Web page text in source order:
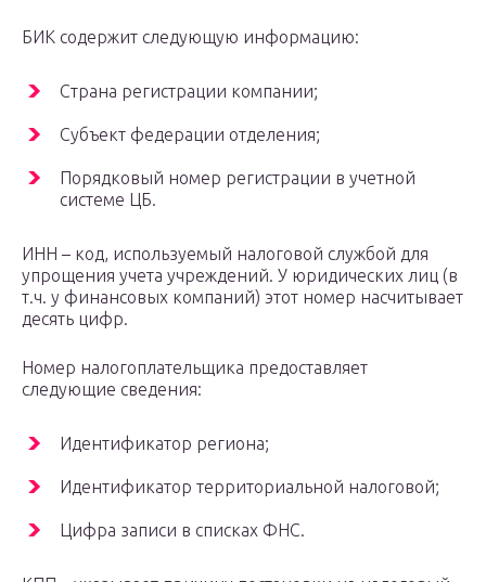
БИК содержит следующую информацию:
Страна регистрации компании;
Субъект федерации отделения;
Порядковый номер регистрации в учетной
системе ЦБ.
ИНН – код, используемый налоговой службой для
упрощения учета учреждений. У юридических лиц (в
т.ч. у финансовых компаний) этот номер насчитывает
десять цифр.
Номер налогоплательщика предоставляет
следующие сведения:
Идентификатор региона;
Идентификатор территориальной налоговой;
Цифра записи в списках ФНС.